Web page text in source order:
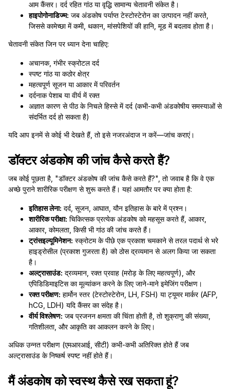
आम कैंसर। दर्द रहित गांठ या वृद्धि सामान्य चेतावनी संकेत है।
हाइपोगोनाडिज्म: जब अंडकोष पर्याप्त टेस्टोस्टेरोन का उत्पादन नहीं करते,
जिससे कामेच्छा में कमी, थकान, मांसपेशियों की हानि, मूड में बदलाव होता है।
चेतावनी संकेत जिन पर ध्यान देना चाहिए:
अचानक, गंभीर स्क्रोटल दर्द
स्पष्ट गांठ या कठोर क्षेत्र
महत्वपूर्ण सूजन या आकार में परिवर्तन
दर्दनाक पेशाब या वीर्य में रक्त
अज्ञात कारण से पीठ के निचले हिस्से में दर्द (कभी-कभी अंडकोषीय समस्याओं से
संदर्भित दर्द हो सकता है)
यदि आप इनमें से कोई भी देखते हैं, तो इसे नजरअंदाज न करें—जांच कराएं।
डॉक्टर अंडकोष की जांच कैसे करते हैं?
जब कोई पूछता है, "डॉक्टर अंडकोष की जांच कैसे करते हैं?", तो जवाब है कि वे एक
अच्छे पुराने शारीरिक परीक्षण से शुरू करते हैं। यहां आमतौर पर क्या होता है:
इतिहास लेना: दर्द, सूजन, आघात, यौन इतिहास के बारे में प्रश्न।
शारीरिक परीक्षा: चिकित्सक प्रत्येक अंडकोष को महसूस करते हैं, आकार,
आकार, कोमलता, किसी भी गांठ की जांच करते हैं।
ट्रांसइल्यूमिनेशन: स्क्रोटम के पीछे एक प्रकाश चमकाने से तरल पदार्थ से भरे
हाइड्रोसील (प्रकाश गुजरता है) को ठोस द्रव्यमान से अलग किया जा सकता
है।
अल्ट्रासाउंड: द्रव्यमान, रक्त प्रवाह (मरोड़ के लिए महत्वपूर्ण), और
एपिडिडिमाइटिस का मूल्यांकन करने के लिए जाने-माने इमेजिंग परीक्षण।
रक्त परीक्षण: हार्मोन स्तर (टेस्टोस्टेरोन, LH, FSH) या ट्यूमर मार्कर (AFP,
hCG, LDH) यदि कैंसर का संदेह है।
वीर्य विश्लेषण: जब प्रजनन क्षमता की चिंता होती है, तो शुक्राणु की संख्या,
गतिशीलता, और आकृति का आकलन करने के लिए।
अधिक उन्नत परीक्षण (एमआरआई, सीटी) कभी-कभी अतिरिक्त होते हैं जब
अल्ट्रासाउंड के निष्कर्ष स्पष्ट नहीं होते हैं।
मैं अंडकोष को स्वस्थ कैसे रख सकता हूं?